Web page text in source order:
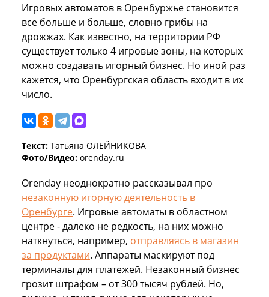
Игровых автоматов в Оренбуржье становится
все больше и больше, словно грибы на
дрожжах. Как известно, на территории РФ
существует только 4 игровые зоны, на которых
можно создавать игорный бизнес. Но иной раз
кажется, что Оренбургская область входит в их
число.
Текст: Татьяна ОЛЕЙНИКОВА
Фото/Видео: orenday.ru
Orenday неоднократно рассказывал про
незаконную игорную деятельность в
Оренбурге. Игровые автоматы в областном
центре - далеко не редкость, на них можно
наткнуться, например, отправляясь в магазин
за продуктами. Аппараты маскируют под
терминалы для платежей. Незаконный бизнес
грозит штрафом – от 300 тысяч рублей. Но,